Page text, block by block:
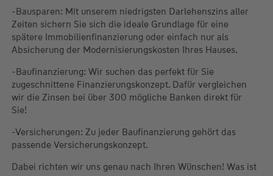
-Bausparen: Mit unserem niedrigsten Darlehenszins aller
Zeiten sichern Sie sich die ideale Grundlage für eine
spätere Immobilienfinanzierung oder einfach nur als
Absicherung der Modernisierungskosten Ihres Hauses.
-Baufinanzierung: Wir suchen das perfekt für Sie
zugeschnittene Finanzierungskonzept. Dafür vergleichen
wir die Zinsen bei über 300 mögliche Banken direkt für
Sie!
-Versicherungen: Zu jeder Baufinanzierung gehört das
passende Versicherungskonzept.
Dabei richten wir uns genau nach Ihren Wünschen! Was ist